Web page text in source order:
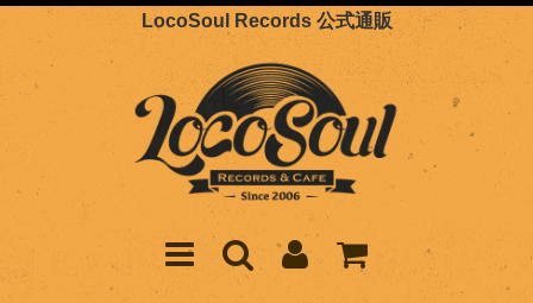
LocoSoul Records 公式通販